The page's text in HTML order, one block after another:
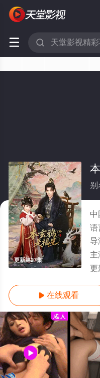
 
更新第27集
别
中
语
导
主
更
 在线观看